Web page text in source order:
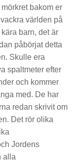
bakom er
världen på
barn, det är
påbörjat detta
Skulle era
spaltmeter efter
och kommer
med. De har
redan skrivit om
Det rör olika
Jordens
alla